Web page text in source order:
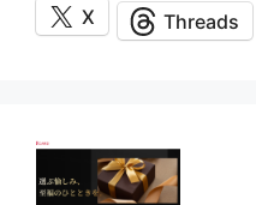
X Threads